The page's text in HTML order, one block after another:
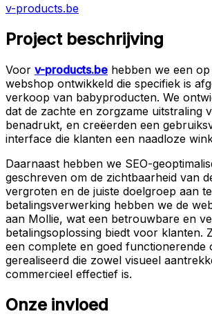
v-products.be
Project beschrijving
Voor v-products.be hebben we een
webshop ontwikkeld die specifiek is
verkoop van babyproducten. We
dat de zachte en zorgzame uitstraling
benadrukt, en creëerden een
interface die klanten een naadloze
Daarnaast hebben we SEO-
geschreven om de zichtbaarheid van
vergroten en de juiste doelgroep aan
betalingsverwerking hebben we de
aan Mollie, wat een betrouwbare en
betalingsoplossing biedt voor klanten.
een complete en goed functionerende
gerealiseerd die zowel visueel
commercieel effectief is.
Onze invloed